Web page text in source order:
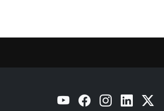
YouTube Facebook Instagram Linkedin